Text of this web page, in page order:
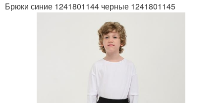
Брюки синие 1241801144 черные 1241801145